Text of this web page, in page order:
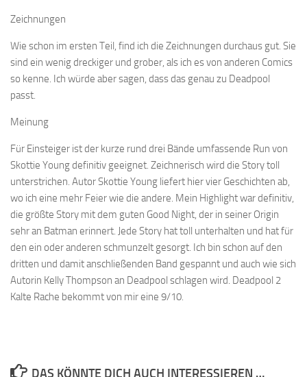
Zeichnungen
Wie schon im ersten Teil, find ich die Zeichnungen durchaus gut. Sie
sind ein wenig dreckiger und grober, als ich es von anderen Comics
so kenne. Ich würde aber sagen, dass das genau zu Deadpool
passt.
Meinung
Für Einsteiger ist der kurze rund drei Bände umfassende Run von
Skottie Young definitiv geeignet. Zeichnerisch wird die Story toll
unterstrichen. Autor Skottie Young liefert hier vier Geschichten ab,
wo ich eine mehr Feier wie die andere. Mein Highlight war definitiv,
die größte Story mit dem guten Good Night, der in seiner Origin
sehr an Batman erinnert. Jede Story hat toll unterhalten und hat für
den ein oder anderen schmunzelt gesorgt. Ich bin schon auf den
dritten und damit anschließenden Band gespannt und auch wie sich
Autorin Kelly Thompson an Deadpool schlagen wird. Deadpool 2
Kalte Rache bekommt von mir eine 9/10.
DAS KÖNNTE DICH AUCH INTERESSIEREN …